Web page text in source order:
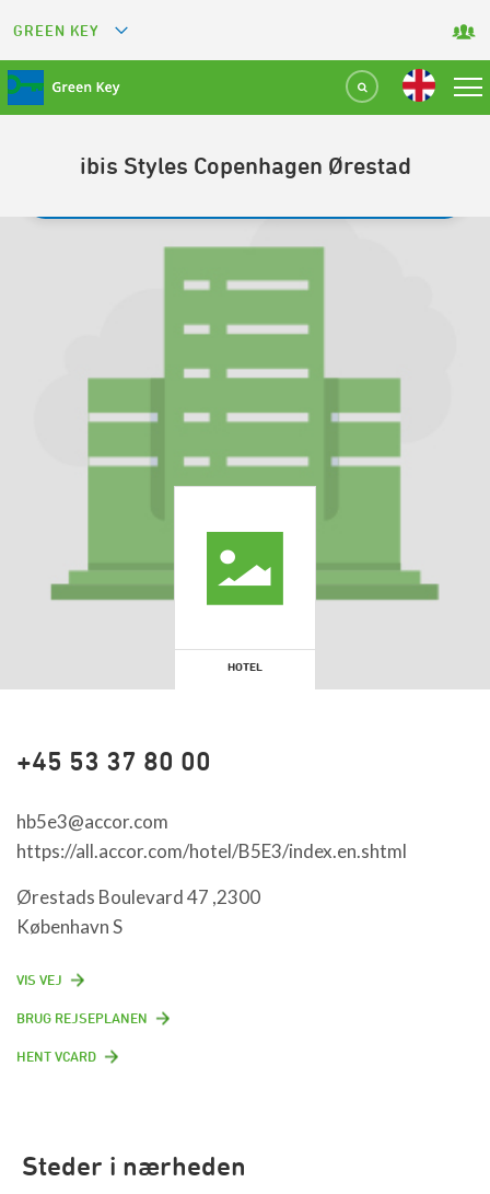
GREEN KEY
GREEN RESTAURANT
GREEN SPORT FACILITY
HOTEL
ibis Styles Copenhagen Ørestad
+45 53 37 80 00
hb5e3@accor.com
https://all.accor.com/hotel/B5E3/index.en.shtml
Ørestads Boulevard 47 ,2300
København S
VIS VEJ
BRUG REJSEPLANEN
HENT VCARD
Steder i nærheden